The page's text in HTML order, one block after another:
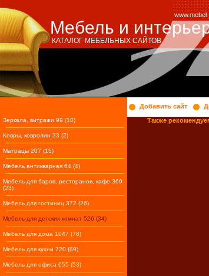
Мебель и
КАТАЛОГ МЕБЕЛЬНЫХ САЙТОВ
Зеркала, витражи 99 (10)
Ковры, ковролин 33 (2)
Матрацы 207 (15)
Мебель антикварная 64 (4)
Мебель для баров, ресторанов, кафе 369
(23)
Мебель для гостиниц 372 (26)
Мебель для детских комнат 526 (34)
Мебель для дома 1047 (78)
Мебель для кухни 720 (89)
Мебель для офиса 655 (53)
Добавить сайт
Также